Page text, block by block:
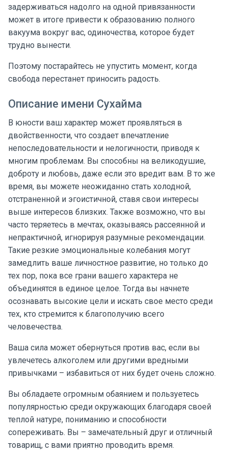
задерживаться надолго на одной привязанности
может в итоге привести к образованию полного
вакуума вокруг вас, одиночества, которое будет
трудно вынести.
Поэтому постарайтесь не упустить момент, когда
свобода перестанет приносить радость.
Описание имени Сухайма
В юности ваш характер может проявляться в
двойственности, что создает впечатление
непоследовательности и нелогичности, приводя к
многим проблемам. Вы способны на великодушие,
доброту и любовь, даже если это вредит вам. В то же
время, вы можете неожиданно стать холодной,
отстраненной и эгоистичной, ставя свои интересы
выше интересов близких. Также возможно, что вы
часто теряетесь в мечтах, оказываясь рассеянной и
непрактичной, игнорируя разумные рекомендации.
Такие резкие эмоциональные колебания могут
замедлить ваше личностное развитие, но только до
тех пор, пока все грани вашего характера не
объединятся в единое целое. Тогда вы начнете
осознавать высокие цели и искать свое место среди
тех, кто стремится к благополучию всего
человечества.
Ваша сила может обернуться против вас, если вы
увлечетесь алкоголем или другими вредными
привычками – избавиться от них будет очень сложно.
Вы обладаете огромным обаянием и пользуетесь
популярностью среди окружающих благодаря своей
теплой натуре, пониманию и способности
сопереживать. Вы – замечательный друг и отличный
товарищ, с вами приятно проводить время.